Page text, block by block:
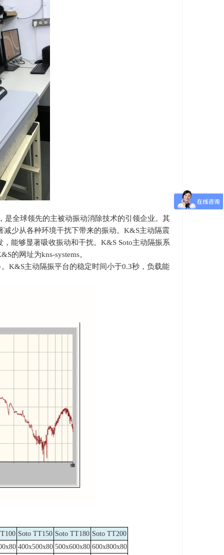
是全球领先的主被动振动消除技术的引领企业。其
少从各种环境干扰下带来的振动。 K&S主动隔震
能够显著吸收振动和干扰。 K&S Soto主动隔振系
的网址为kns-systems。
K&S主动隔振平台的稳定时间小于0.3秒，负载能
Soto TT150 Soto TT180 Soto TT200
400x500x80 500x600x80 600x800x80